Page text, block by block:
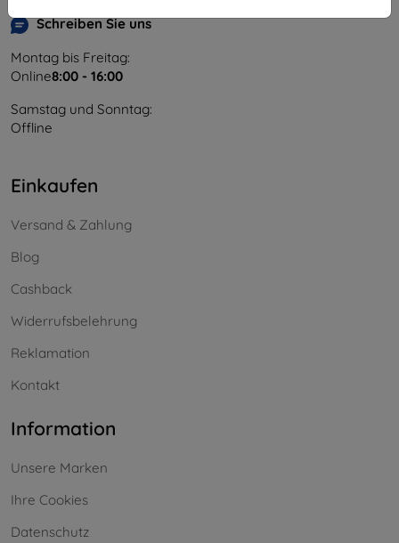
Schreiben Sie uns
Montag bis Freitag:
Online8:00 - 16:00
Samstag und Sonntag:
Offline
Einkaufen
Versand & Zahlung
Blog
Cashback
Widerrufsbelehrung
Reklamation
Kontakt
Information
Unsere Marken
Ihre Cookies
Datenschutz